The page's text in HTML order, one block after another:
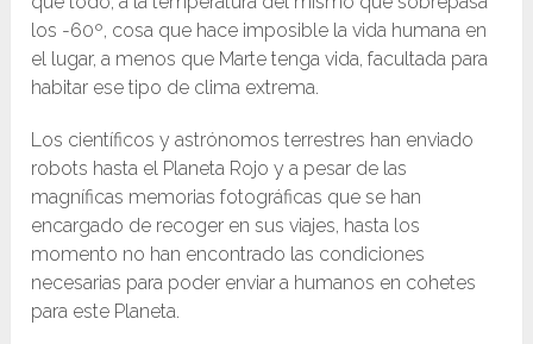
los -60º, cosa que hace imposible la vida humana en
el lugar, a menos que Marte tenga vida, facultada para
habitar ese tipo de clima extrema.
Los científicos y astrónomos terrestres han enviado
robots hasta el Planeta Rojo y a pesar de las
magníficas memorias fotográficas que se han
encargado de recoger en sus viajes, hasta los
momento no han encontrado las condiciones
necesarias para poder enviar a humanos en cohetes
para este Planeta.